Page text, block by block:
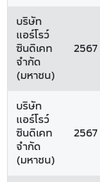
บริษัท
แอร์โรว์
ซินดิเคท
จำกัด
(มหาชน)
2567
บริษัท
แอร์โรว์
ซินดิเคท
จำกัด
(มหาชน)
2567